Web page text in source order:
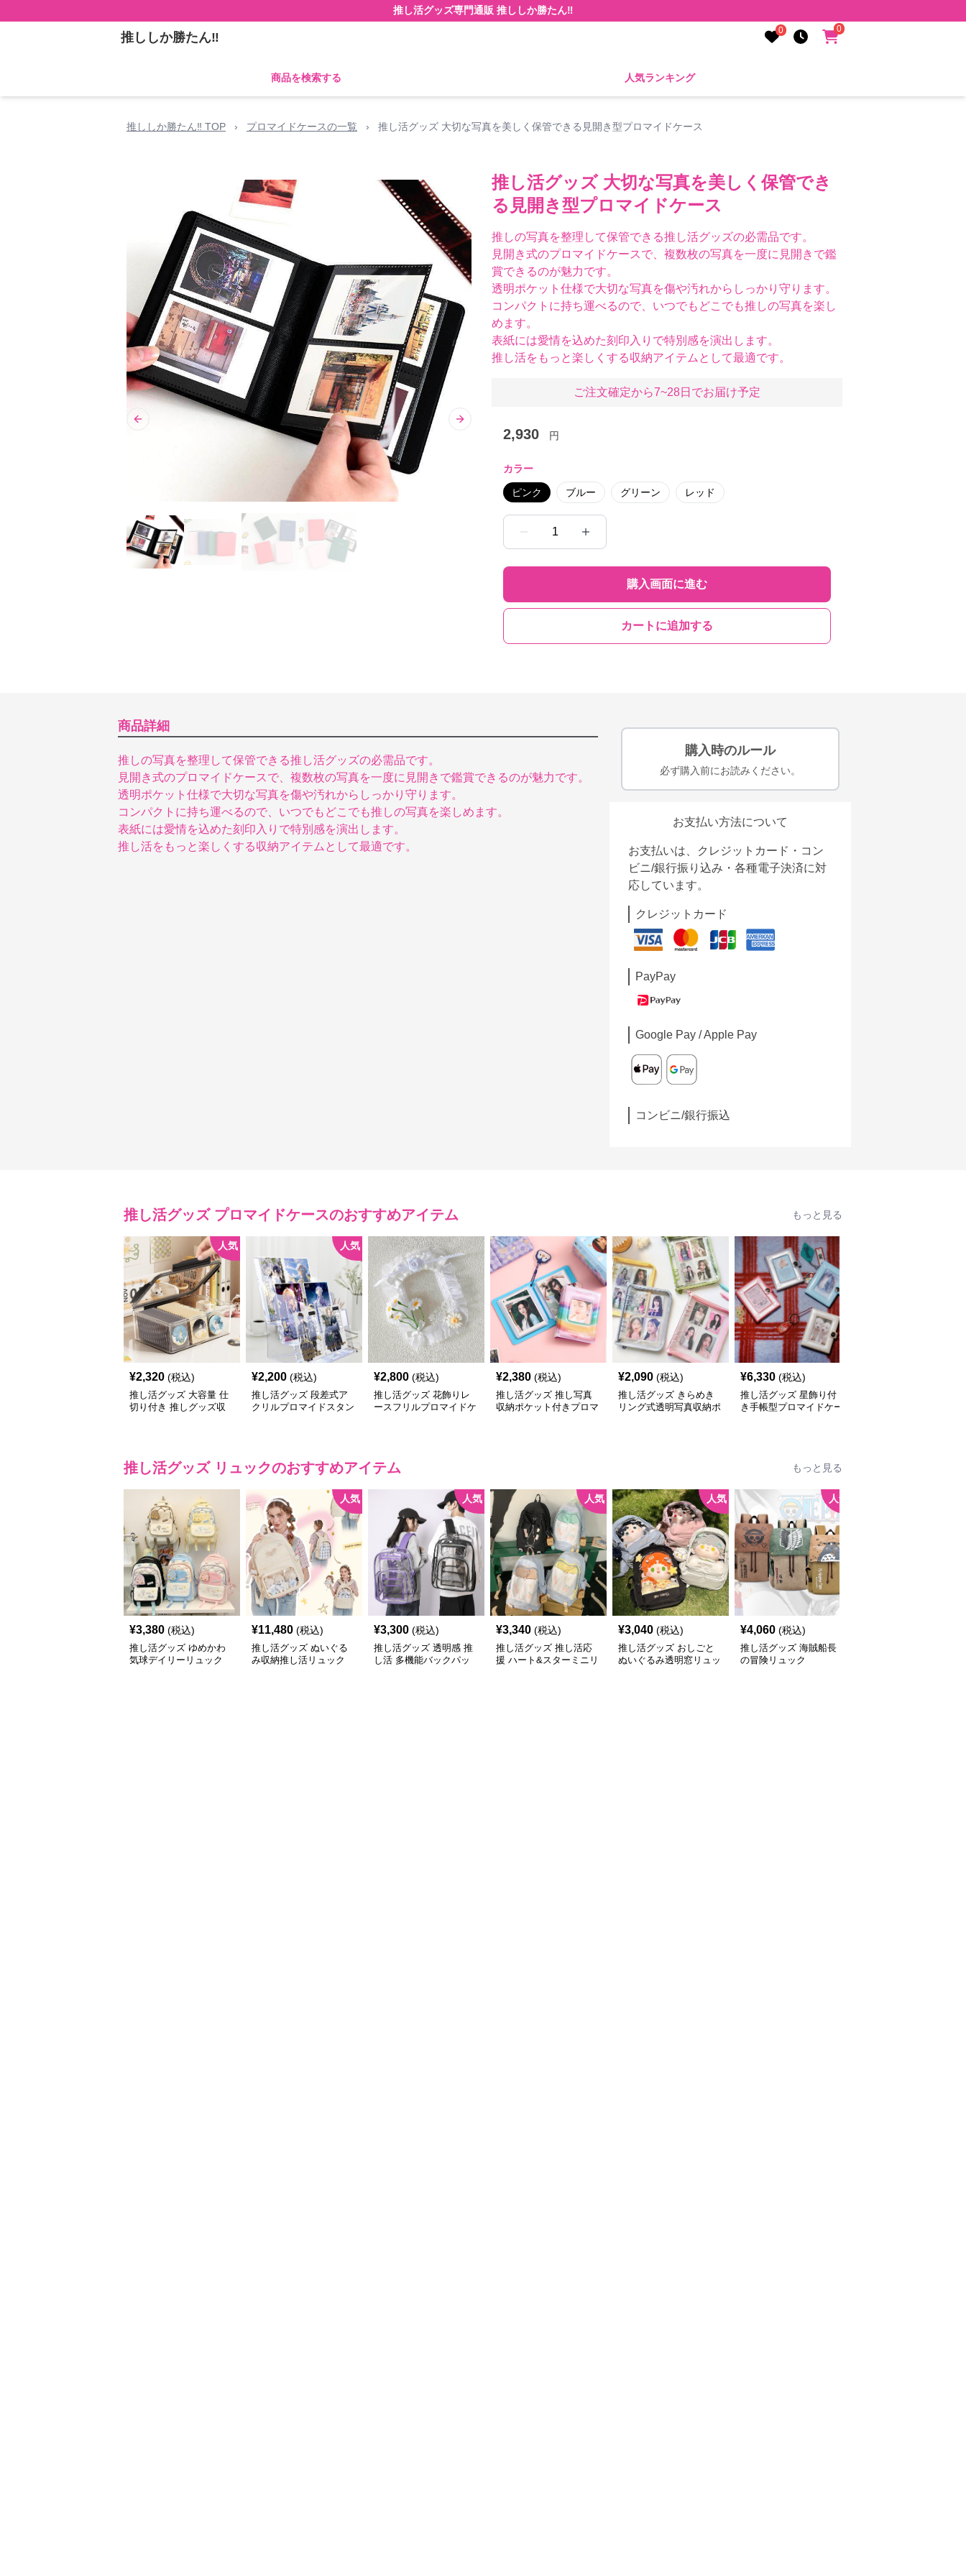
推し活グッズ専門通販 推ししか勝たん‼
推ししか勝たん‼ 0 0
商品を検索する 人気ランキング
推ししか勝たん‼ TOP › プロマイドケースの一覧 › 推し活グッズ 大切な写真を美しく保管できる見開き型プロマイドケース
Previous slide Next slide
推し活グッズ 大切な写真を美しく保管でき
る見開き型プロマイドケース
推しの写真を整理して保管できる推し活グッズの必需品です。
見開き式のプロマイドケースで、複数枚の写真を一度に見開きで鑑
賞できるのが魅力です。
透明ポケット仕様で大切な写真を傷や汚れからしっかり守ります。
コンパクトに持ち運べるので、いつでもどこでも推しの写真を楽し
めます。
表紙には愛情を込めた刻印入りで特別感を演出します。
推し活をもっと楽しくする収納アイテムとして最適です。
ご注文確定から7~28日でお届け予定
2,930 円
カラー
ピンク ブルー グリーン レッド
1
購入画面に進む
カートに追加する
商品詳細
推しの写真を整理して保管できる推し活グッズの必需品です。
見開き式のプロマイドケースで、複数枚の写真を一度に見開きで鑑賞できるのが魅力です。
透明ポケット仕様で大切な写真を傷や汚れからしっかり守ります。
コンパクトに持ち運べるので、いつでもどこでも推しの写真を楽しめます。
表紙には愛情を込めた刻印入りで特別感を演出します。
推し活をもっと楽しくする収納アイテムとして最適です。
購入時のルール
必ず購入前にお読みください。
お支払い方法について
お支払いは、クレジットカード・コン
ビニ/銀行振り込み・各種電子決済に対
応しています。
クレジットカード
PayPay
Google Pay / Apple Pay
コンビニ/銀行振込
推し活グッズ プロマイドケースのおすすめアイテム もっと見る
人気
¥2,320 (税込)
推し活グッズ 大容量 仕
切り付き 推しグッズ収
人気
¥2,200 (税込)
推し活グッズ 段差式ア
クリルプロマイドスタン
¥2,800 (税込)
推し活グッズ 花飾りレ
ースフリルプロマイドケ
¥2,380 (税込)
推し活グッズ 推し写真
収納ポケット付きプロマ
¥2,090 (税込)
推し活グッズ きらめき
リング式透明写真収納ポ
¥6,330 (税込)
推し活グッズ 星飾り付
き手帳型プロマイドケー
推し活グッズ リュックのおすすめアイテム もっと見る
¥3,380 (税込)
推し活グッズ ゆめかわ
気球デイリーリュック
人気
¥11,480 (税込)
推し活グッズ ぬいぐる
み収納推し活リュック
人気
¥3,300 (税込)
推し活グッズ 透明感 推
し活 多機能バックパッ
人気
¥3,340 (税込)
推し活グッズ 推し活応
援 ハート&スターミニリ
人気
¥3,040 (税込)
推し活グッズ おしごと
ぬいぐるみ透明窓リュッ
人気
¥4,060 (税込)
推し活グッズ 海賊船長
の冒険リュック